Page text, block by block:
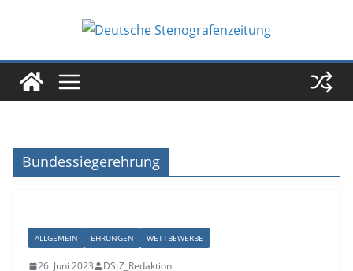
Bundessiegerehrung
ALLGEMEIN EHRUNGEN WETTBEWERBE
26. Juni 2023 DStZ_Redaktion